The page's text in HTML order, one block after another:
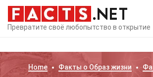
Превратите своё любопытство в открытие
Home Факты о Образ жизни